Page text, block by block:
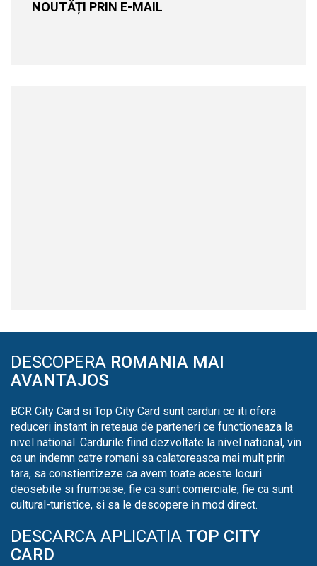
NOUTĂȚI PRIN E-MAIL
DESCOPERA ROMANIA MAI
AVANTAJOS
BCR City Card si Top City Card sunt carduri ce iti ofera
reduceri instant in reteaua de parteneri ce functioneaza la
nivel national. Cardurile fiind dezvoltate la nivel national, vin
ca un indemn catre romani sa calatoreasca mai mult prin
tara, sa constientizeze ca avem toate aceste locuri
deosebite si frumoase, fie ca sunt comerciale, fie ca sunt
cultural-turistice, si sa le descopere in mod direct.
DESCARCA APLICATIA TOP CITY
CARD